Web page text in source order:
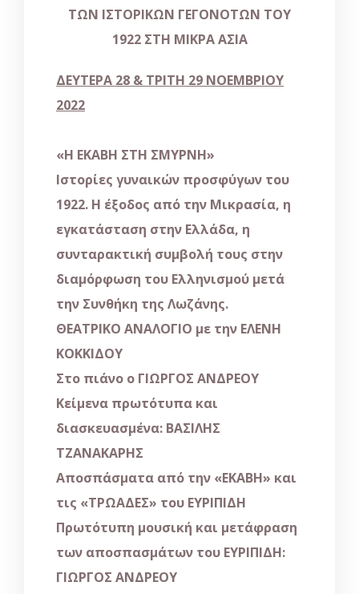
ΤΩΝ ΙΣΤΟΡΙΚΩΝ ΓΕΓΟΝΟΤΩΝ ΤΟΥ
1922 ΣΤΗ ΜΙΚΡΑ ΑΣΙΑ
ΔΕΥΤΕΡΑ 28 & ΤΡΙΤΗ 29 ΝΟΕΜΒΡΙΟΥ
2022
«Η ΕΚΑΒΗ ΣΤΗ ΣΜΥΡΝΗ»
Ιστορίες γυναικών προσφύγων του
1922. Η έξοδος από την Μικρασία, η
εγκατάσταση στην Ελλάδα, η
συνταρακτική συμβολή τους στην
διαμόρφωση του Ελληνισμού μετά
την Συνθήκη της Λωζάνης.
ΘΕΑΤΡΙΚΟ ΑΝΑΛΟΓΙΟ με την ΕΛΕΝΗ
ΚΟΚΚΙΔΟΥ
Στο πιάνο ο ΓΙΩΡΓΟΣ ΑΝΔΡΕΟΥ
Κείμενα πρωτότυπα και
διασκευασμένα: ΒΑΣΙΛΗΣ
ΤΖΑΝΑΚΑΡΗΣ
Αποσπάσματα από την «ΕΚΑΒΗ» και
τις «ΤΡΩΑΔΕΣ» του ΕΥΡΙΠΙΔΗ
Πρωτότυπη μουσική και μετάφραση
των αποσπασμάτων του ΕΥΡΙΠΙΔΗ:
ΓΙΩΡΓΟΣ ΑΝΔΡΕΟΥ